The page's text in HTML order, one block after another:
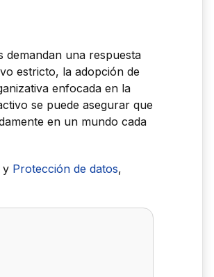
demandan una respuesta
estricto, la adopción de
enfocada en la
se puede asegurar que
en un mundo cada
y Protección de datos,